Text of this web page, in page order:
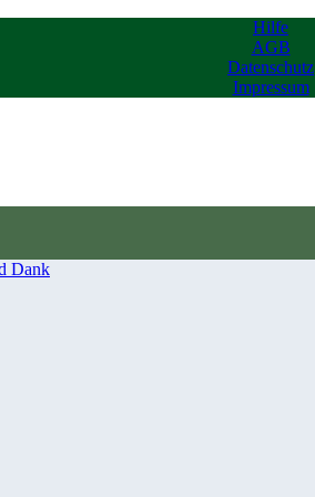
Hilfe
AGB
Datenschutz
Impressum
Dank